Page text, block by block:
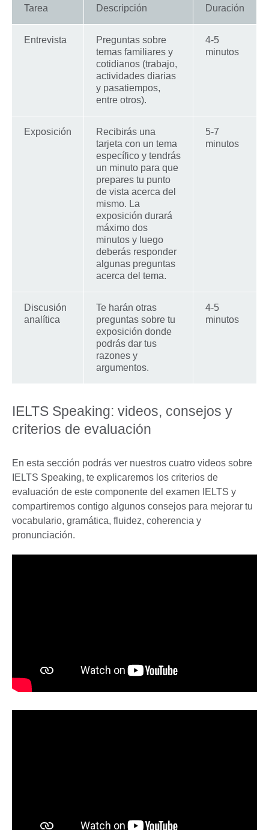
Tarea Descripción Duración
Entrevista
Preguntas sobre
temas familiares y
cotidianos (trabajo,
actividades diarias
y pasatiempos,
entre otros).
4-5
minutos
Exposición
Recibirás una
tarjeta con un tema
específico y tendrás
un minuto para que
prepares tu punto
de vista acerca del
mismo. La
exposición durará
máximo dos
minutos y luego
deberás responder
algunas preguntas
acerca del tema.
5-7
minutos
Discusión
analítica
Te harán otras
preguntas sobre tu
exposición donde
podrás dar tus
razones y
argumentos.
4-5
minutos
IELTS Speaking: videos, consejos y
criterios de evaluación
En esta sección podrás ver nuestros cuatro videos sobre
IELTS Speaking, te explicaremos los criterios de
evaluación de este componente del examen IELTS y
compartiremos contigo algunos consejos para mejorar tu
vocabulario, gramática, fluidez, coherencia y
pronunciación.